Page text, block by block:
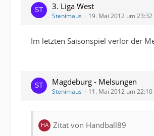
3. Liga West
Stenimaus 19. Mai 2012 um 23:32
Im letzten Saisonspiel verlor der
Magdeburg - Melsungen
Stenimaus 11. Mai 2012 um 22:10
Zitat von Handball89